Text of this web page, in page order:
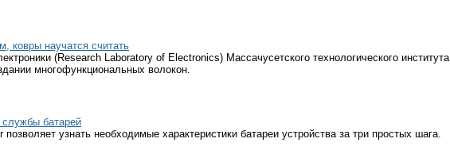
ковры научатся считать
(Research Laboratory of Electronics) Массачусетского технологического института
многофункциональных волокон.
службы батарей
узнать необходимые характеристики батареи устройства за три простых шага.